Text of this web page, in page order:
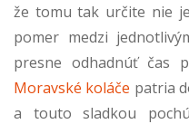
že tomu tak určite nie
pomer medzi
presne odhadnúť čas
Moravské koláče patria
a touto sladkou